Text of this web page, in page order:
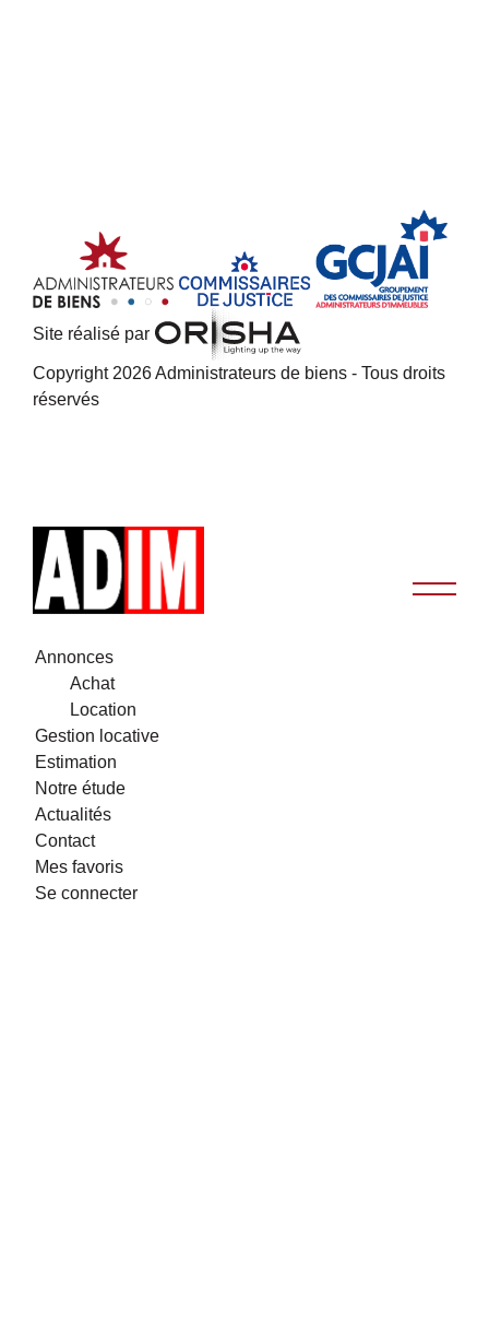
Site réalisé par
Copyright 2026 Administrateurs de biens - Tous droits
réservés
Annonces
Achat
Location
Gestion locative
Estimation
Notre étude
Actualités
Contact
Mes favoris
Se connecter